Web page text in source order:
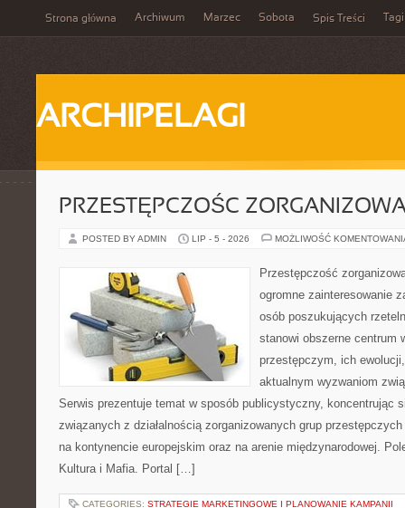
Strona główna Archiwum Marzec Sobota Spis Treści Tagi
ARCHIPELAGI
PRZESTĘPCZOŚC
POSTED BY ADMIN LIP - 5 - 2026 MOŻLIWOŚĆ
Przestępczość
ogromne zainteresowanie
osób poszukujących
stanowi obszerne centrum
przestępczym, ich
aktualnym wyzwaniom
Serwis prezentuje temat w sposób publicystyczny, koncentrując
związanych z działalnością zorganizowanych grup
na kontynencie europejskim oraz na arenie międzynarodowej.
Kultura i Mafia. Portal […]
CATEGORIES: STRATEGIE MARKETINGOWE I PLANOWANIE KAMPANII